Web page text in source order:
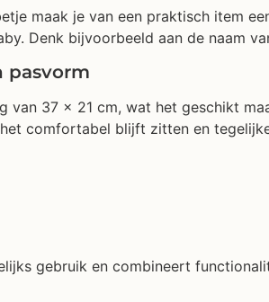
maak je van een praktisch item
Denk bijvoorbeeld aan de naam
pasvorm
van 37 x 21 cm, wat het geschikt
comfortabel blijft zitten en
gebruik en combineert